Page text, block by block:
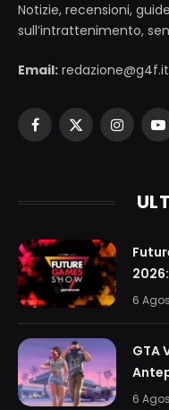
Notizie, recensioni,
sull’intrattenimento,
Email: redazione@g4f.it
Facebook
X
6
GTA
6